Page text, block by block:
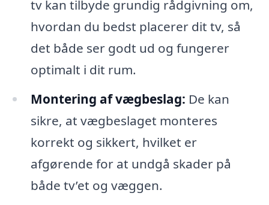
tv kan tilbyde grundig rådgivning om,
hvordan du bedst placerer dit tv, så
det både ser godt ud og fungerer
optimalt i dit rum.
Montering af vægbeslag: De kan
sikre, at vægbeslaget monteres
korrekt og sikkert, hvilket er
afgørende for at undgå skader på
både tv’et og væggen.